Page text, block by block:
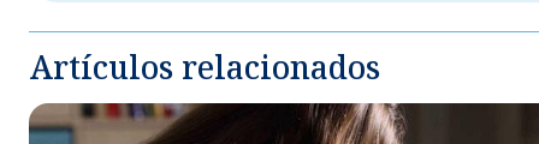
Artículos relacionados